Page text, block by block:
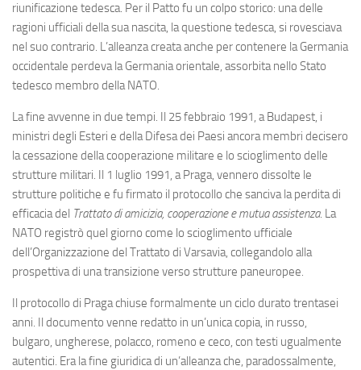
riunificazione tedesca. Per il Patto fu un colpo storico: una delle
ragioni ufficiali della sua nascita, la questione tedesca, si rovesciava
nel suo contrario. L’alleanza creata anche per contenere la Germania
occidentale perdeva la Germania orientale, assorbita nello Stato
tedesco membro della NATO.
La fine avvenne in due tempi. Il 25 febbraio 1991, a Budapest, i
ministri degli Esteri e della Difesa dei Paesi ancora membri decisero
la cessazione della cooperazione militare e lo scioglimento delle
strutture militari. Il 1 luglio 1991, a Praga, vennero dissolte le
strutture politiche e fu firmato il protocollo che sanciva la perdita di
efficacia del Trattato di amicizia, cooperazione e mutua assistenza. La
NATO registrò quel giorno come lo scioglimento ufficiale
dell’Organizzazione del Trattato di Varsavia, collegandolo alla
prospettiva di una transizione verso strutture paneuropee.
Il protocollo di Praga chiuse formalmente un ciclo durato trentasei
anni. Il documento venne redatto in un’unica copia, in russo,
bulgaro, ungherese, polacco, romeno e ceco, con testi ugualmente
autentici. Era la fine giuridica di un’alleanza che, paradossalmente,